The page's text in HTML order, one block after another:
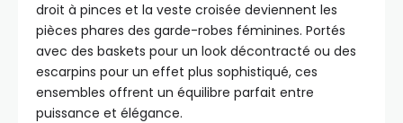
droit à pinces et la veste croisée deviennent les
pièces phares des garde-robes féminines. Portés
avec des baskets pour un look décontracté ou des
escarpins pour un effet plus sophistiqué, ces
ensembles offrent un équilibre parfait entre
puissance et élégance.